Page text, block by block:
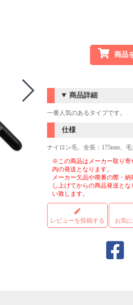
商品
商品詳細
一番人気のあるタイプです。
仕様
ナイロン毛、全長：175mm、毛
※この商品はメーカー取り寄
内の発送となります。
メーカー欠品や廃番の際・
し上げてからの商品発送と
い致します。
レビューを投稿する お気